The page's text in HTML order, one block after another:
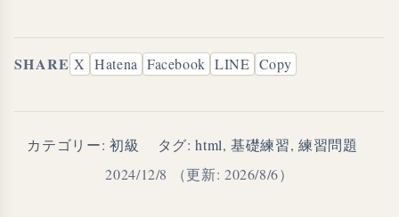
SHARE X Hatena Facebook LINE Copy
カテゴリー: 初級 タグ:html,基礎練習,練習問題
2024/12/8
（更新: 2026/8/6）